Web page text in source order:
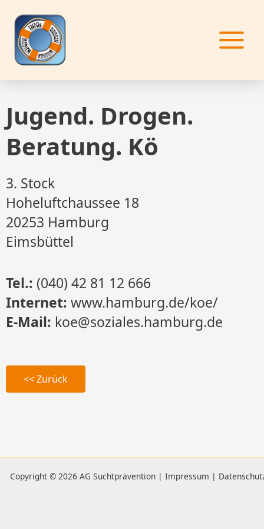
Inhalt
springen
Jugend. Drogen.
Beratung. Kö
3. Stock
Hoheluftchaussee 18
20253 Hamburg
Eimsbüttel
Tel.: (040) 42 81 12 666
Internet: www.hamburg.de/koe/
E-Mail: koe@soziales.hamburg.de
<< Zurück
Copyright © 2026 AG Suchtprävention | Impressum |